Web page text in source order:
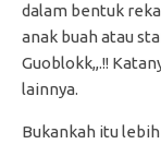
dalam bentuk
anak buah atau
Guoblokk,,.!!
lainnya.
Bukankah itu